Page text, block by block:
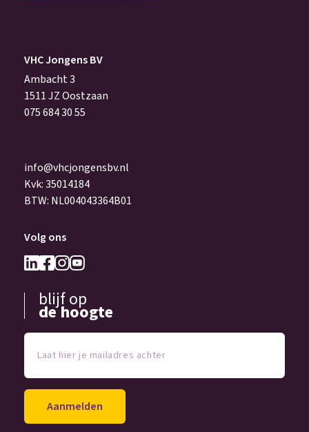
VHC Jongens BV
Ambacht 3
1511 JZ Oostzaan
075 684 30 55
info@vhcjongensbv.nl
Kvk: 35014184
BTW: NL004043364B01
Volg ons
blijf op
de hoogte
hier
je
achter